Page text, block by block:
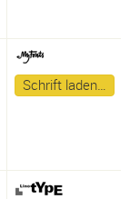
Schrift laden…